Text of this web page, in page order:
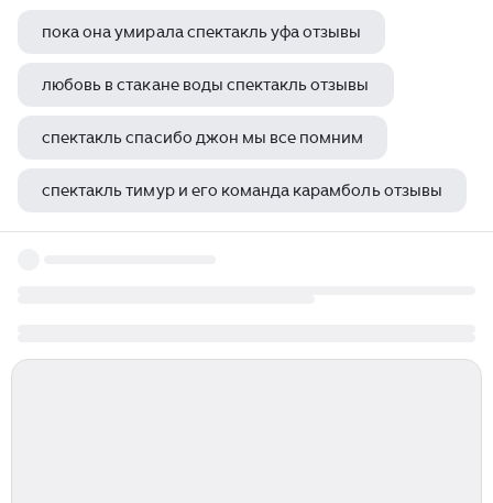
пока она умирала спектакль уфа отзывы
любовь в стакане воды спектакль отзывы
спектакль спасибо джон мы все помним
спектакль тимур и его команда карамболь отзывы